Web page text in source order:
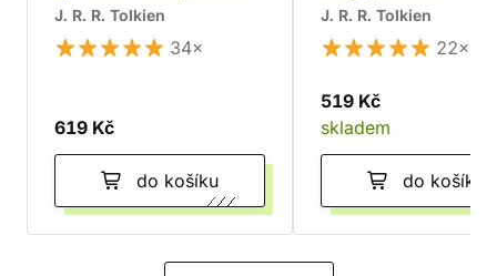
(Argo, ilustrované
vydání)
J. R. R. Tolkien
34×
619 Kč
do košíku
vydání)
J. R. R. Tolkien
22×
519 Kč
skladem
do košíku